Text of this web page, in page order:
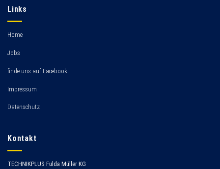
Links
Home
Jobs
finde uns auf Facebook
Impressum
Datenschutz
Kontakt
TECHNIKPLUS Fulda Müller KG